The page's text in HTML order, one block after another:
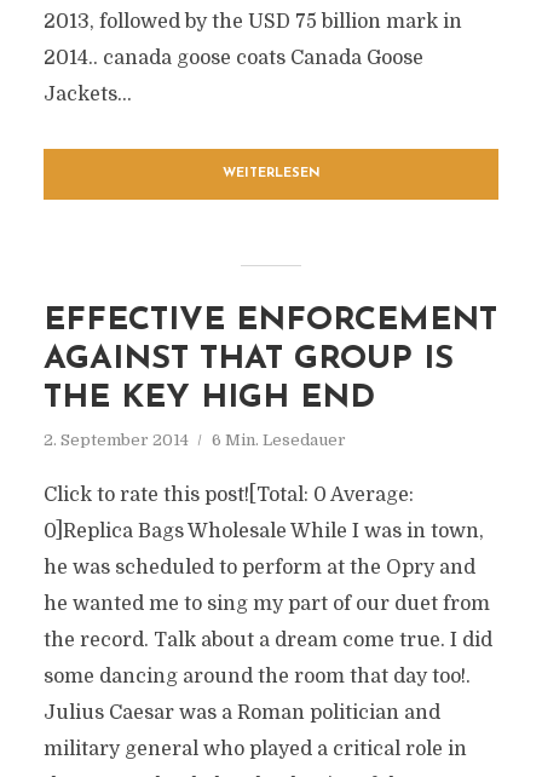
2013, followed by the USD 75 billion mark in
2014.. canada goose coats Canada Goose
Jackets...
WEITERLESEN
EFFECTIVE ENFORCEMENT
AGAINST THAT GROUP IS
THE KEY HIGH END
2. September 2014 6 Min. Lesedauer
Click to rate this post![Total: 0 Average:
0]Replica Bags Wholesale While I was in town,
he was scheduled to perform at the Opry and
he wanted me to sing my part of our duet from
the record. Talk about a dream come true. I did
some dancing around the room that day too!.
Julius Caesar was a Roman politician and
military general who played a critical role in